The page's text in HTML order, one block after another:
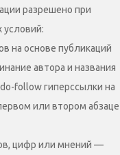
разрешено при
на основе публикаций
автора и названия
follow гиперссылки на
или втором абзаце
цифр или мнений —